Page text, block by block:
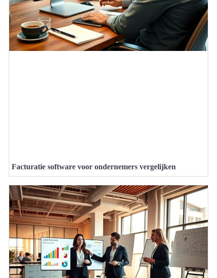
Facturatie software voor ondernemers vergelijken